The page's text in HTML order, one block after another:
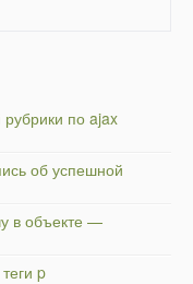
рубрики по ajax
об успешной
в объекте —
p